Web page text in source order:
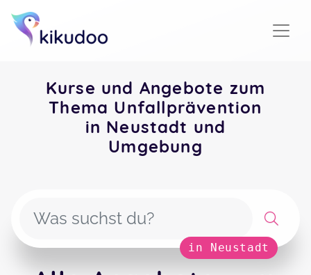
Kurse und Angebote zum
Thema Unfallprävention
in Neustadt und
Umgebung
in Neustadt